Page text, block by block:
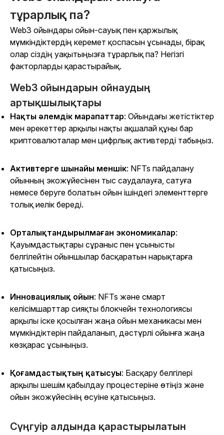
тұрарлық па?
Web3 ойындары ойын-сауық пен қаржылық
мүмкіндіктердің керемет қоспасын ұсынады, бірақ
олар сіздің уақытыңызға тұрарлық па? Негізгі
факторларды қарастырайық.
Web3 ойындарын ойнаудың
артықшылықтары
Нақты әлемдік марапаттар: Ойындағы жетістіктер
мен әрекеттер арқылы нақты ақшалай құны бар
криптовалюталар мен цифрлық активтерді табыңыз.
Активтерге шынайы меншік: NFTs пайдалану
ойынның экожүйесінен тыс саудалауға, сатуға
немесе беруге болатын ойын ішіндегі элементтерге
толық иелік береді.
Орталықтандырылмаған экономикалар:
Қауымдастықтары сұраныс пен ұсынысты
белгілейтін ойыншылар басқаратын нарықтарға
қатысыңыз.
Инновациялық ойын: NFTs және смарт
келісімшарттар сияқты блокчейн технологиясы
арқылы іске қосылған жаңа ойын механикасы мен
мүмкіндіктерін пайдаланып, дәстүрлі ойынға жаңа
көзқарас ұсыныңыз.
Қоғамдастықтың қатысуы: Басқару белгілері
арқылы шешім қабылдау процестеріне өтіңіз және
ойын экожүйесінің өсуіне қатысыңыз.
Сүңгуір алдында қарастырылатын